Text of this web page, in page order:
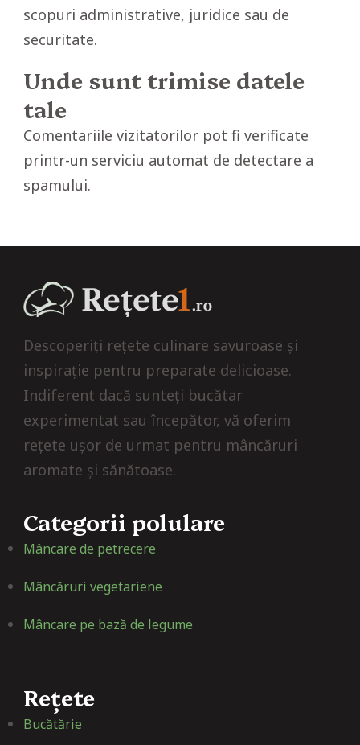
scopuri administrative, juridice sau de
securitate.
Unde sunt trimise datele
tale
Comentariile vizitatorilor pot fi verificate
printr-un serviciu automat de detectare a
spamului.
Descoperiți rețete culinare savuroase și
inspirație pentru preparate delicioase.
Indiferent dacă sunteți bucătar
experimentat sau începător, vă oferim
rețete ușor de urmat pentru mâncăruri
aromate și sănătoase.
Categorii polulare
Mâncare de petrecere
Mâncăruri vegetariene
Mâncare pe bază de legume
Rețete
Bucătărie